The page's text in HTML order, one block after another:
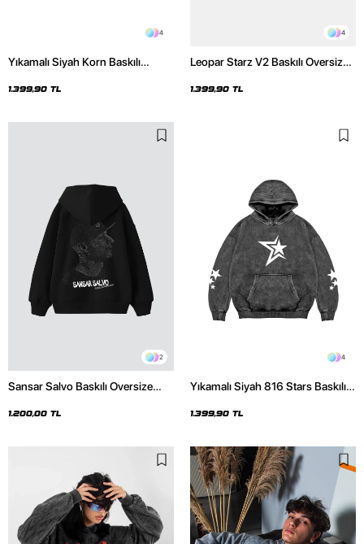
4
Yıkamalı Siyah Korn Baskılı
1.399,90 TL
4
Leopar Starz V2 Baskılı Oversize
Hoodie
1.399,90 TL
2
Sansar Salvo Baskılı Oversize
1.200,00 TL
4
Yıkamalı Siyah 816 Stars Baskılı
1.399,90 TL